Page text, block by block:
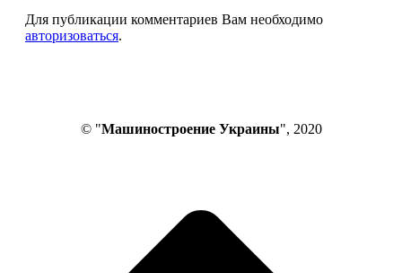
Для публикации комментариев Вам необходимо
авторизоваться.
© "Машиностроение Украины", 2020